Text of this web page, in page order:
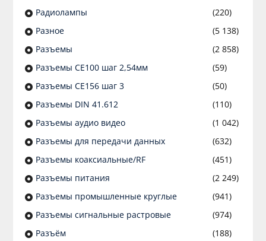
Радиолампы
(220)
Разное
(5 138)
Разъeмы
(2 858)
Разъeмы CE100 шаг 2,54мм
(59)
Разъeмы CE156 шаг 3
(50)
Разъeмы DIN 41.612
(110)
Разъeмы аудио видео
(1 042)
Разъeмы для передачи данных
(632)
Разъeмы коаксиальные/RF
(451)
Разъeмы питания
(2 249)
Разъeмы промышленные круглые
(941)
Разъeмы сигнальные растровые
(974)
Разъём
(188)